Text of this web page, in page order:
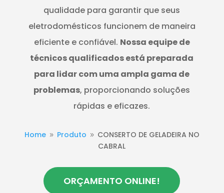
qualidade para garantir que seus
eletrodomésticos funcionem de maneira
eficiente e confiável. Nossa equipe de
técnicos qualificados está preparada
para lidar com uma ampla gama de
problemas, proporcionando soluções
rápidas e eficazes.
Home 9 Produto 9 CONSERTO DE GELADEIRA NO
CABRAL
ORÇAMENTO ONLINE!